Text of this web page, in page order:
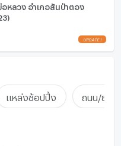
อหลวง อำเภอสันป่าตอง
แหล่งช้อปปิ้ง ถนน/ย่าน